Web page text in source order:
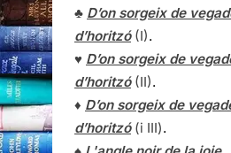
♣ D’on sorgeix de
d’horitzó(I).
♥ D’on sorgeix de
d’horitzó(II).
♦ D’on sorgeix de
d’horitzó(i III).